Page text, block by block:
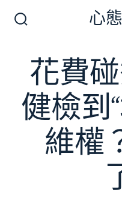
切
換
開
關
心
花費
健檢到
維權